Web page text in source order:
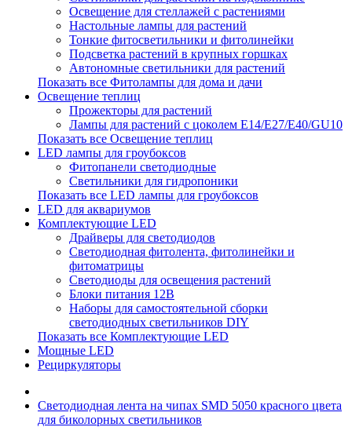
Освещение для стеллажей с растениями
Настольные лампы для растений
Тонкие фитосветильники и фитолинейки
Подсветка растений в крупных горшках
Автономные светильники для растений
Показать все Фитолампы для дома и дачи
Освещение теплиц
Прожекторы для растений
Лампы для растений с цоколем Е14/Е27/Е40/GU10
Показать все Освещение теплиц
LED лампы для гроубоксов
Фитопанели светодиодные
Светильники для гидропоники
Показать все LED лампы для гроубоксов
LED для аквариумов
Комплектующие LED
Драйверы для светодиодов
Светодиодная фитолента, фитолинейки и
фитоматрицы
Светодиоды для освещения растений
Блоки питания 12В
Наборы для самостоятельной сборки
светодиодных светильников DIY
Показать все Комплектующие LED
Мощные LED
Рециркуляторы
Светодиодная лента на чипах SMD 5050 красного цвета
для биколорных светильников